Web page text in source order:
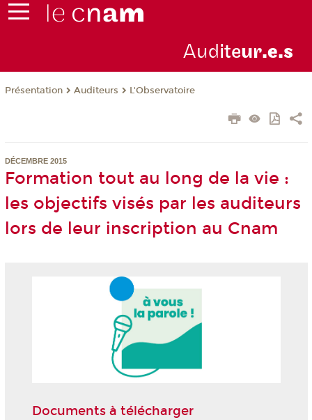
Auditeur.e.s
Présentation Auditeurs L'Observatoire
DÉCEMBRE 2015
Formation tout au long de la vie :
les objectifs visés par les auditeurs
lors de leur inscription au Cnam
Documents à télécharger